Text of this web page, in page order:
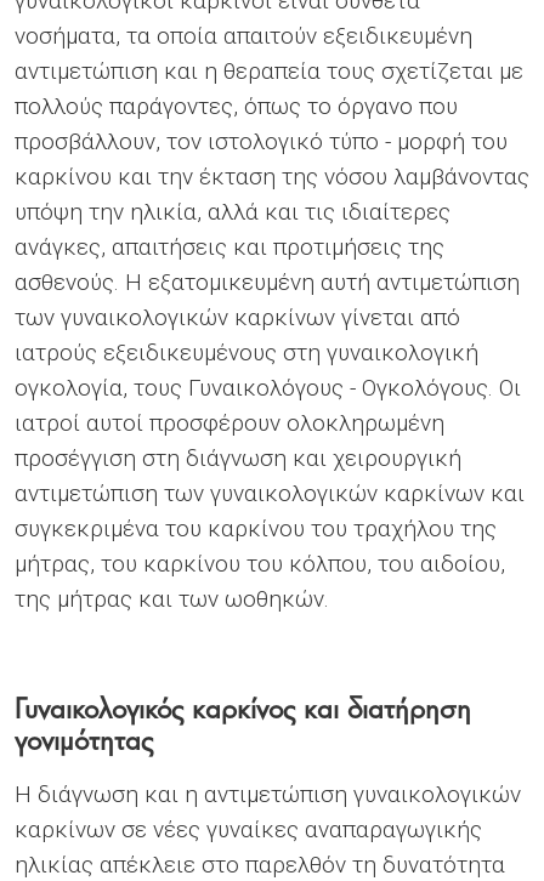
νοσήματα, τα οποία απαιτούν εξειδικευμένη
αντιμετώπιση και η θεραπεία τους σχετίζεται με
πολλούς παράγοντες, όπως το όργανο που
προσβάλλουν, τον ιστολογικό τύπο - μορφή του
καρκίνου και την έκταση της νόσου λαμβάνοντας
υπόψη την ηλικία, αλλά και τις ιδιαίτερες
ανάγκες, απαιτήσεις και προτιμήσεις της
ασθενούς. Η εξατομικευμένη αυτή αντιμετώπιση
των γυναικολογικών καρκίνων γίνεται από
ιατρούς εξειδικευμένους στη γυναικολογική
ογκολογία, τους Γυναικολόγους - Ογκολόγους. Οι
ιατροί αυτοί προσφέρουν ολοκληρωμένη
προσέγγιση στη διάγνωση και χειρουργική
αντιμετώπιση των γυναικολογικών καρκίνων και
συγκεκριμένα του καρκίνου του τραχήλου της
μήτρας, του καρκίνου του κόλπου, του αιδοίου,
της μήτρας και των ωοθηκών.
Γυναικολογικός καρκίνος και διατήρηση
γονιμότητας
Η διάγνωση και η αντιμετώπιση γυναικολογικών
καρκίνων σε νέες γυναίκες αναπαραγωγικής
ηλικίας απέκλειε στο παρελθόν τη δυνατότητα